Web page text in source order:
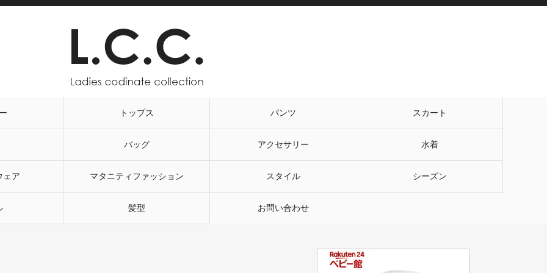
トップス パンツ スカート
バッグ アクセサリー 水着
ェア マタニティファッション スタイル シーズン
髪型 お問い合わせ